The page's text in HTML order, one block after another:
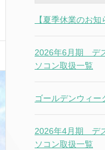
【夏季休業のお知
2026年6月期 デ
ソコン取扱一覧
ゴールデンウィー
2026年4月期 デ
ソコン取扱一覧